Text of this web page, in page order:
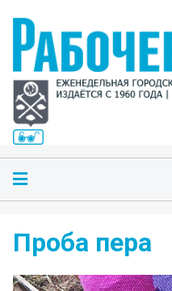
Проба пера